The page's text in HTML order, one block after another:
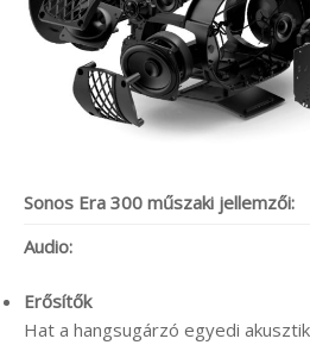
Sonos Era 300 műszaki jellemzői:
Audio:
Erősítők
Hat a hangsugárzó egyedi